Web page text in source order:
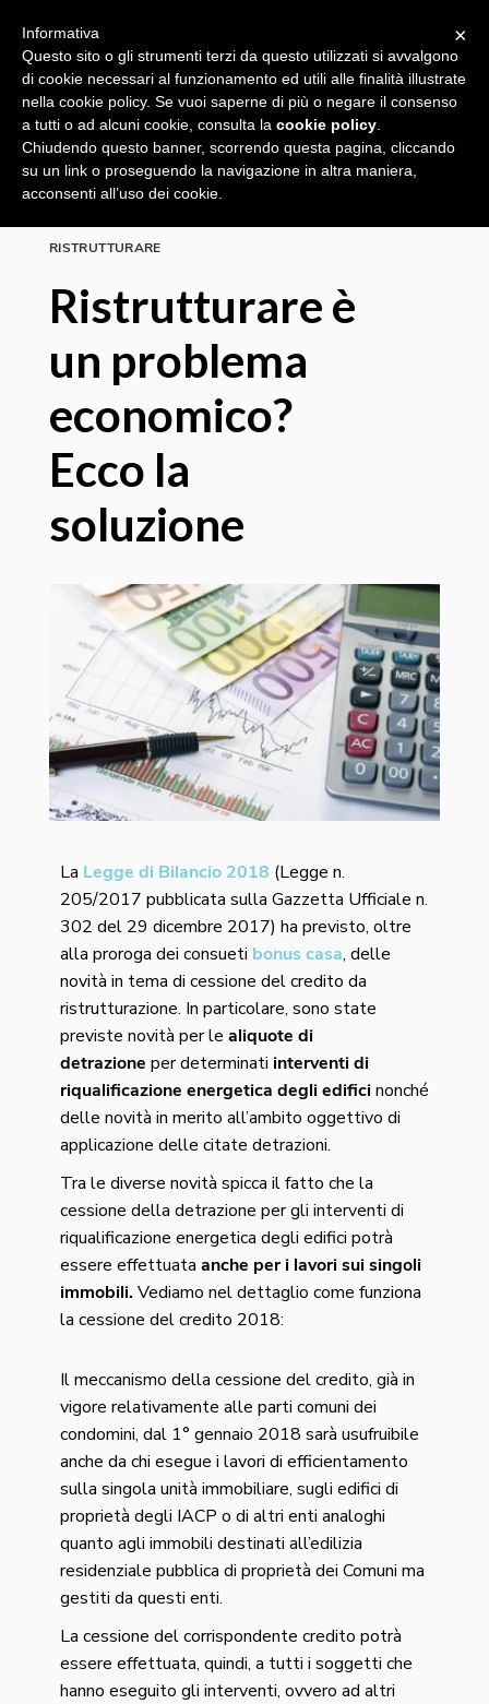
AGEVOLAZIONI FISCALI
RISTRUTTURARE
Ristrutturare è
un problema
economico?
Ecco la
soluzione
La Legge di Bilancio 2018 (Legge n.
205/2017 pubblicata sulla Gazzetta Ufficiale n.
302 del 29 dicembre 2017) ha previsto, oltre
alla proroga dei consueti bonus casa, delle
novità in tema di cessione del credito da
ristrutturazione. In particolare, sono state
previste novità per le aliquote di
detrazione per determinati interventi di
riqualificazione energetica degli edificinonché
delle novità in merito all’ambito oggettivo di
applicazione delle citate detrazioni.
Tra le diverse novità spicca il fatto che la
cessione della detrazione per gli interventi di
riqualificazione energetica degli edifici potrà
essere effettuata anche per i lavori sui singoli
immobili.Vediamo nel dettaglio come funziona
la cessione del credito 2018:
Il meccanismo della cessione del credito, già in
vigore relativamente alle parti comuni dei
condomini, dal 1° gennaio 2018 sarà usufruibile
anche da chi esegue i lavori di efficientamento
sulla singola unità immobiliare, sugli edifici di
proprietà degli IACP o di altri enti analoghi
quanto agli immobili destinati all’edilizia
residenziale pubblica di proprietà dei Comuni ma
gestiti da questi enti.
La cessione del corrispondente credito potrà
essere effettuata, quindi, a tutti i soggetti che
hanno eseguito gli interventi, ovvero ad altri
×
Informativa
Questo sito o gli strumenti terzi da questo utilizzati si avvalgono
di cookie necessari al funzionamento ed utili alle finalità illustrate
nella cookie policy. Se vuoi saperne di più o negare il consenso
a tutti o ad alcuni cookie, consulta la cookie policy
Chiudendo questo banner, scorrendo questa pagina, cliccando
su un link o proseguendo la navigazione in altra maniera,
acconsenti all’uso dei cookie.